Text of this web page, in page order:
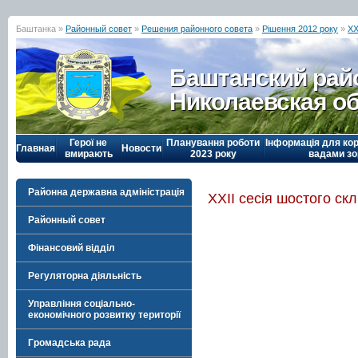
Баштанка » Районный совет » Решения районного совета » Рішення 2012 року »
Баштанский
Николаевская
Главная
Герої не
вмирають
Новости Планування роботи
2023 року
Інформація для
вадами
Районна державна адміністрація
Районный совет
Фінансовий відділ
Регуляторна діяльність
Управління соціально-
економічного розвитку території
Громадська рада
ХХIІ сесія шостого